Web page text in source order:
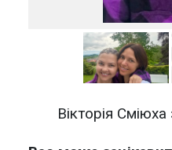
Вікторія